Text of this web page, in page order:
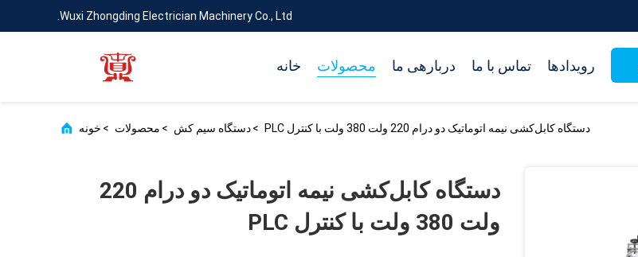
Wuxi Zhongding Electrician Machinery Co., Ltd.
خانه محصولات دربارهی ما تماس با ما رویدادها
خونه > محصولات > دستگاه سیم کش> دستگاه کابل‌کشی نیمه اتوماتیک دو درام 220 ولت 380 ولت با کنترل PLC
دستگاه کابل‌کشی نیمه اتوماتیک دو درام 220
ولت 380 ولت با کنترل PLC